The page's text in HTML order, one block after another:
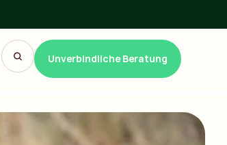
Unverbindliche Beratung